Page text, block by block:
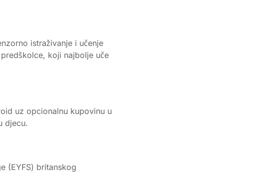
istraživanje i učenje
koji najbolje uče
uz opcionalnu kupovinu u
djecu.
(EYFS) britanskog